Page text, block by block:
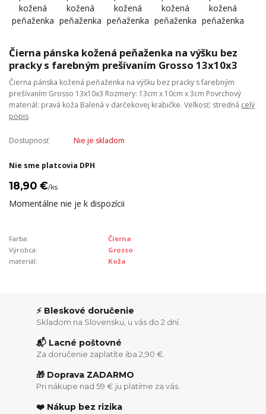
Čierna pánska kožená peňaženka na výšku bez
pracky s farebným prešívaním Grosso 13x10x3
Čierna pánska kožená peňaženka na výšku bez pracky s farebným
prešívaním Grosso 13x10x3 Rozmery: 13cm x 10cm x 3cm Povrchový
materiál: pravá koža Balená v darčekovej krabičke. Veľkosť: stredná celý
popis
Dostupnosť Nie je skladom
Nie sme platcovia DPH
18,90 €/ks
Momentálne nie je k dispozícii
Farba:
Čierna
Výrobca:
Grosso
materiál:
Koža
⚡ Bleskové doručenie
Skladom na Slovensku, u vás do 2 dní.
📬 Lacné poštovné
Za doručenie zaplatíte iba 2,90 €.
🎁 Doprava ZADARMO
Pri nákupe nad 59 € ju platíme za vás.
❤️ Nákup bez rizika